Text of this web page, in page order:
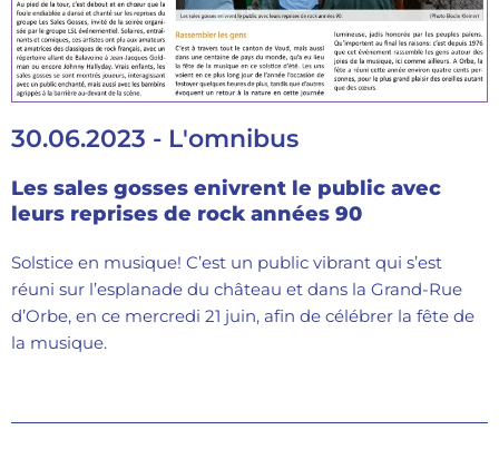
30.06.2023 - L'omnibus
Les sales gosses enivrent le public avec
leurs reprises de rock années 90
Solstice en musique! C’est un public vibrant qui s’est
réuni sur l’esplanade du château et dans la Grand-Rue
d’Orbe, en ce mercredi 21 juin, afin de célébrer la fête de
la musique.